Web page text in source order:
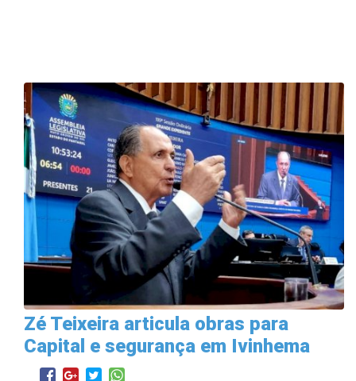
Zé Teixeira articula obras para
Capital e segurança em Ivinhema